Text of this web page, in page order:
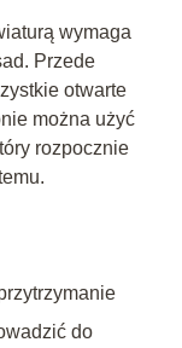
wymaga
Przede
otwarte
można użyć
rozpocznie
do